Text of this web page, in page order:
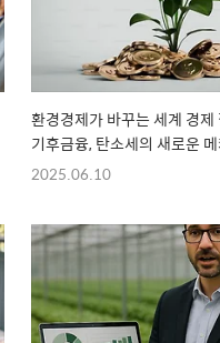
환경경제가 바꾸는 세계 경제
기후금융, 탄소세의 새로운
2025.06.10